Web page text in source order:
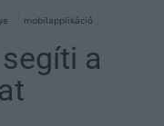
mobilapplikáció
a